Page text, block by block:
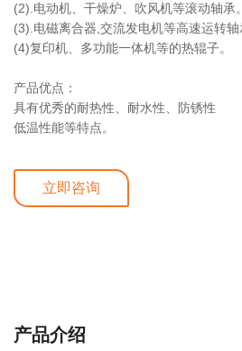
(2).电动机、干燥炉、吹风机等滚动轴承。
(3).电磁离合器,交流发电机等高速运转轴
(4)复印机、多功能一体机等的热辊子。
产品优点：
具有优秀的耐热性、耐水性、防锈性
低温性能等特点。
立即咨询
产品介绍